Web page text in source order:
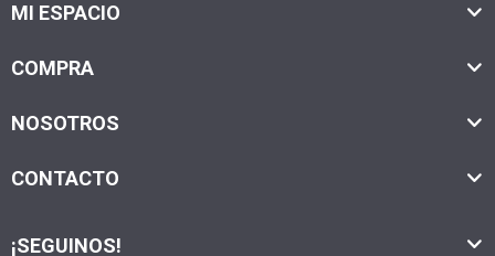
MI ESPACIO
COMPRA
NOSOTROS
CONTACTO
¡SEGUINOS!